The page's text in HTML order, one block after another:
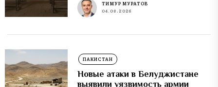
ТИМУР МУРАТОВ
04.08.2026
ПАКИСТАН
Новые атаки в Белуджистане
выявили уязвимость армии